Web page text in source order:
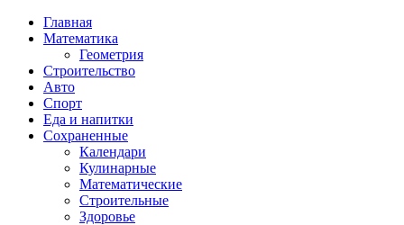
Главная
Математика
Геометрия
Строительство
Авто
Спорт
Еда и напитки
Сохраненные
Календари
Кулинарные
Математические
Строительные
Здоровье